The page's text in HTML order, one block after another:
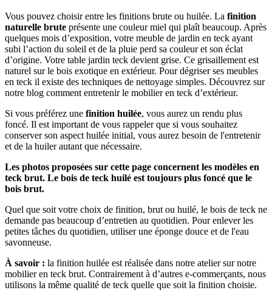
Vous pouvez choisir entre les finitions brute ou huilée. La finition
naturelle brute présente une couleur miel qui plaît beaucoup. Après
quelques mois d’exposition, votre meuble de jardin en teck ayant
subi l’action du soleil et de la pluie perd sa couleur et son éclat
d’origine. Votre table jardin teck devient grise. Ce grisaillement est
naturel sur le bois exotique en extérieur. Pour dégriser ses meubles
en teck il existe des techniques de nettoyage simples. Découvrez sur
notre blog comment entretenir le mobilier en teck d’extérieur.
Si vous préférez une finition huilée, vous aurez un rendu plus
foncé. Il est important de vous rappeler que si vous souhaitez
conserver son aspect huilée initial, vous aurez besoin de l'entretenir
et de la huiler autant que nécessaire.
Les photos proposées sur cette page concernent les modèles en
teck brut. Le bois de teck huilé est toujours plus foncé que le
bois brut.
Quel que soit votre choix de finition, brut ou huilé, le bois de teck ne
demande pas beaucoup d’entretien au quotidien. Pour enlever les
petites tâches du quotidien, utiliser une éponge douce et de l'eau
savonneuse.
À savoir : la finition huilée est réalisée dans notre atelier sur notre
mobilier en teck brut. Contrairement à d’autres e-commerçants, nous
utilisons la même qualité de teck quelle que soit la finition choisie.